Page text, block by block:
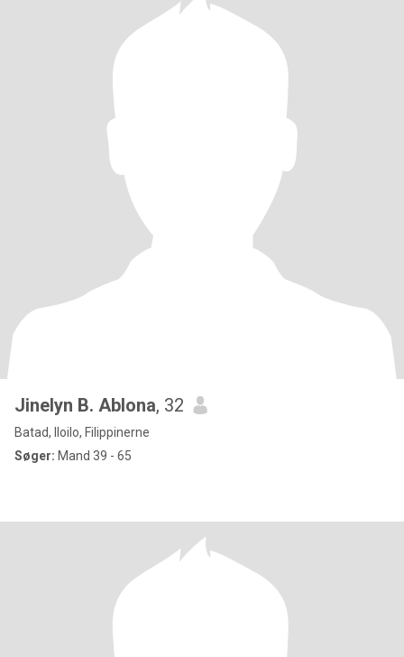
Jinelyn B. Ablona, 32
Batad, Iloilo, Filippinerne
Søger: Mand 39 - 65